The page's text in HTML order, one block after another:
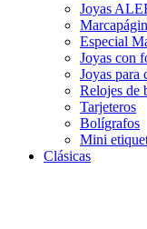
Joyas
Especial
Joyas con
Joyas para
Relojes de
Tarjeteros
Bolígrafos
Mini
Clásicas